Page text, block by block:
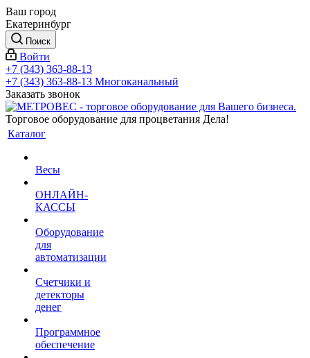
Ваш город
Екатеринбург
Поиск
Войти
+7 (343) 363-88-13
+7 (343) 363-88-13 Многоканальный
Заказать звонок
Торговое оборудование для процветания Дела!
Каталог
Весы
ОНЛАЙН-
КАССЫ
Оборудование
для
автоматизации
Счетчики и
детекторы
денег
Программное
обеспечение